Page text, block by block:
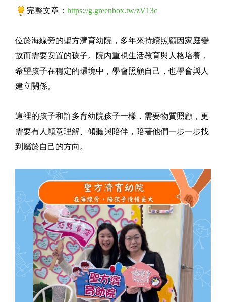
完整文章： https://g.greenbox.tw/zV13c
位於海線旁的聖方濟育幼院，多年來持續照顧因家庭變
故而需要安置的孩子。院內重視生活教育與人格培養，
希望孩子在穩定的環境中，學會照顧自己，也學會與人
建立關係。
這裡的孩子和許多育幼院孩子一樣，需要物質照顧，更
需要有人願意理解、傾聽與陪伴，陪著他們一步一步找
到屬於自己的方向。